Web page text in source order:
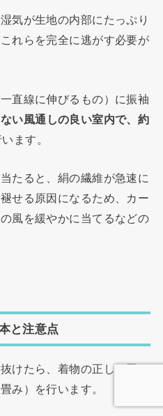
気が生地の内部にたっぷり
れらを完全に逃がす必要が
直線に伸びるもの）に振袖
い風通しの良い室内で、約
ます。
たると、絹の繊維が急速に
せる原因になるため、カー
風を緩やかに当てるなどの
と注意点
けたら、着物の正しい畳み
み）を行います。